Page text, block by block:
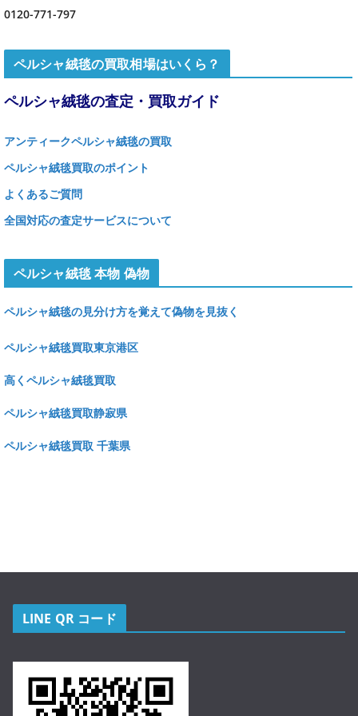
0120-771-797
ペルシャ絨毯の買取相場はいくら？
ペルシャ絨毯の査定・買取ガイド
アンティークペルシャ絨毯の買取
ペルシャ絨毯買取のポイント
よくあるご質問
全国対応の査定サービスについて
ペルシャ絨毯 本物 偽物
ペルシャ絨毯の見分け方を覚えて偽物を見抜く
ペルシャ絨毯買取東京港区
高くペルシャ絨毯買取
ペルシャ絨毯買取静寂県
ペルシャ絨毯買取 千葉県
LINE QR コード